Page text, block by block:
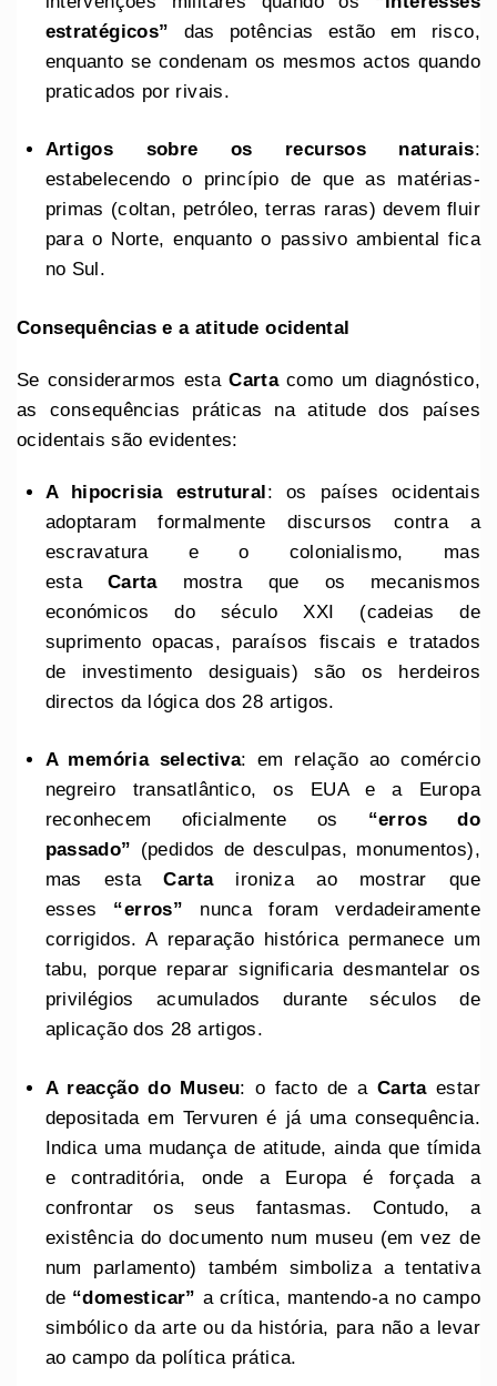
estratégicos” das potências estão em risco,
enquanto se condenam os mesmos actos quando
praticados por rivais.
Artigos sobre os recursos naturais:
estabelecendo o princípio de que as matérias-
primas (coltan, petróleo, terras raras) devem fluir
para o Norte, enquanto o passivo ambiental fica
no Sul.
Consequências e a atitude ocidental
Se considerarmos estaCartacomo um diagnóstico,
as consequências práticas na atitude dos países
ocidentais são evidentes:
A hipocrisia estrutural: os países ocidentais
adoptaram formalmente discursos contra a
escravatura e o colonialismo, mas
esta Cartamostra que os mecanismos
económicos do século XXI (cadeias de
suprimento opacas, paraísos fiscais e tratados
de investimento desiguais) são os herdeiros
directos da lógica dos 28 artigos.
A memória selectiva: em relação ao comércio
negreiro transatlântico, os EUA e a Europa
reconhecem oficialmente os “erros do
passado” (pedidos de desculpas, monumentos),
mas estaCartaironiza ao mostrar que
esses “erros” nunca foram verdadeiramente
corrigidos. A reparação histórica permanece um
tabu, porque reparar significaria desmantelar os
privilégios acumulados durante séculos de
aplicação dos 28 artigos.
A reacção do Museu: o facto de a Cartaestar
depositada em Tervuren é já uma consequência.
Indica uma mudança de atitude, ainda que tímida
e contraditória, onde a Europa é forçada a
confrontar os seus fantasmas. Contudo, a
existência do documento num museu (em vez de
num parlamento) também simboliza a tentativa
de “domesticar” a crítica, mantendo-a no campo
simbólico da arte ou da história, para não a levar
ao campo da política prática.